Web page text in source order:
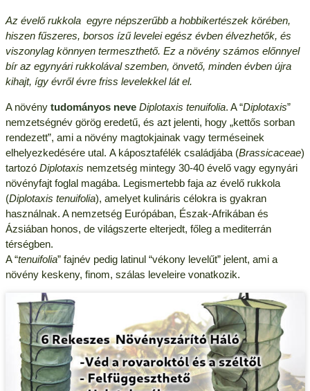
Az évelő rukkola egyre népszerűbb a hobbikertészek körében,
hiszen fűszeres, borsos ízű levelei egész évben élvezhetők, és
viszonylag könnyen termeszthető. Ez a növény számos előnnyel
bír az egynyári rukkolával szemben, önvető, minden évben újra
kihajt, így évről évre friss levelekkel lát el.
A növény tudományos neve Diplotaxis tenuifolia. A “Diplotaxis”
nemzetségnév görög eredetű, és azt jelenti, hogy „kettős sorban
rendezett”, ami a növény magtokjainak vagy terméseinek
elhelyezkedésére utal. A káposztafélék családjába (Brassicaceae)
tartozó Diplotaxis nemzetség mintegy 30-40 évelő vagy egynyári
növényfajt foglal magába. Legismertebb faja az évelő rukkola
(Diplotaxis tenuifolia), amelyet kulináris célokra is gyakran
használnak. A nemzetség Európában, Észak-Afrikában és
Ázsiában honos, de világszerte elterjedt, főleg a mediterrán
térségben.
A “tenuifolia” fajnév pedig latinul “vékony levelűt” jelent, ami a
növény keskeny, finom, szálas leveleire vonatkozik.